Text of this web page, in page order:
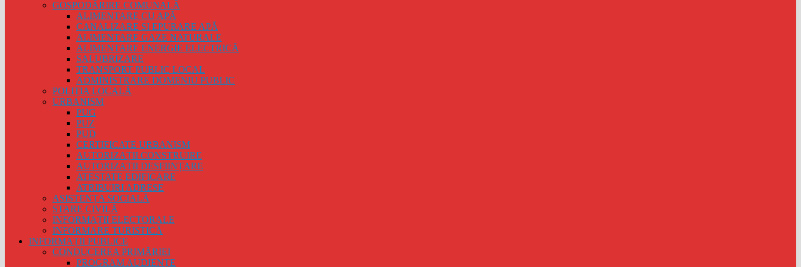
GOSPODĂRIRE COMUNALĂ
ALIMENTARE CU APĂ
CANALIZARE SI EPURARE APĂ
ALIMENTARE GAZE NATURALE
ALIMENTARE ENERGIE ELECTRICĂ
SALUBRIZARE
TRANSPORT PUBLIC LOCAL
ADMINISTRARE DOMENIU PUBLIC
POLIȚIA LOCALĂ
URBANISM
PUG
PUZ
PUD
CERTIFICATE URBANISM
AUTORIZAȚII CONSTRUIRE
AUTORIZAȚII DESFIINȚARE
ATESTATE EDIFICARE
ATRIBUIRI ADRESE
ASISTENȚA SOCIALĂ
STARE CIVILĂ
INFORMAȚII ELECTORALE
INFORMARE TURISTICĂ
INFORMAȚII PUBLICE
CONDUCEREA PRIMĂRIEI
PROGRAM AUDIENȚE